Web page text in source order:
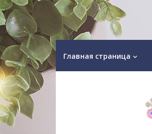
Главная страница keyboard_arrow_down